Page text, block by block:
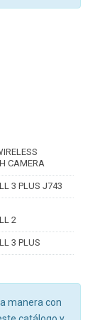
CAMERA
3 PLUS J743
2
3 PLUS
manera con